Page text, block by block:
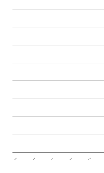
.. .. .. .. ..